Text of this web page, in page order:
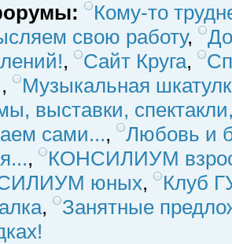
Кому-то
свою работу,
, Сайт Круга,
,
Музыкальная
выставки,
сами...,
Любовь и
,
КОНСИЛИУМ
юных,
Клуб
,
Занятные